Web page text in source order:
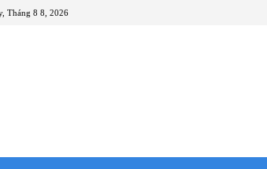
Tháng 8 8, 2026